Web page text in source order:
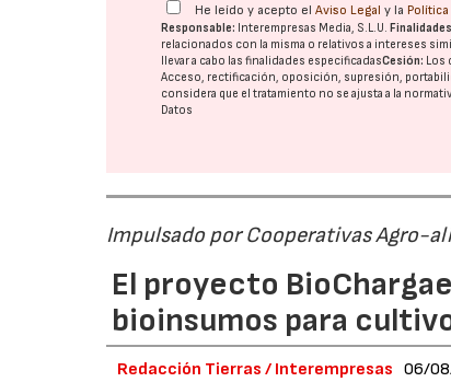
He leído y acepto elAviso Legal y la
Responsable: Interempresas Media, S.L.U.
relacionados con la misma o relativos a intereses
llevar a cabo las finalidades especificadasCesión: Los
Acceso, rectificación, oposición, supresión,
considera que el tratamiento no se ajusta a la
Datos
Impulsado por Cooperativas Agro-
El proyecto
bioinsumos para
Redacción Tierras / Interempresas 06/